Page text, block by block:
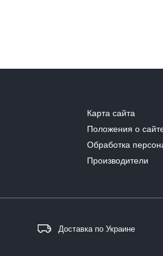
Карта сайта
Положения о
Обработка
Производители
Доставка по Украине